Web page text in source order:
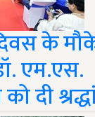
के
एम.एस.
दी